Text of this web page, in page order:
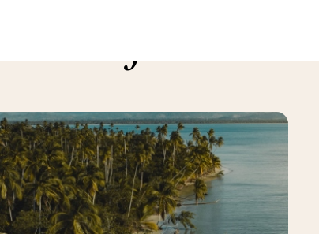
informazioni